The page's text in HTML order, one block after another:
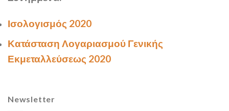
Ισολογισμός 2020
Κατάσταση Λογαριασμού Γενικής
Εκμεταλλεύσεως 2020
Newsletter